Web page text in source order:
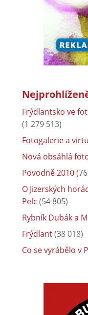
Frýdlantsko ve
(1 279 513)
Fotogalerie a
Nová obsáhlá
Povodně 2010
O Jizerských
Pelc (54 805)
Rybník Dubák a
Frýdlant(38 018)
Co se vyrábělo v